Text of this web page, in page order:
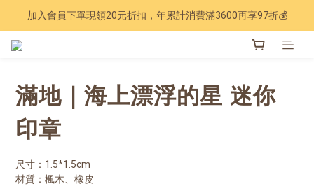
Have a nice trip 🧳 2027手帳季 準備登場
加入會員下單現領20元折扣，年累計消費滿3600再享97折💰
滿地｜海上漂浮的星 迷你
印章
尺寸：1.5*1.5cm
材質：楓木、橡皮